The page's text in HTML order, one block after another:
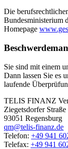
Die
Bundesministerium
Homepage
Sie sind mit einem
Dann lassen Sie es
laufende
TELIS FINANZ
Ziegetsdorfer Straße
93051 Regensburg
qm@telis-finanz.de
Telefon: +49 941
Telefax: +49 941